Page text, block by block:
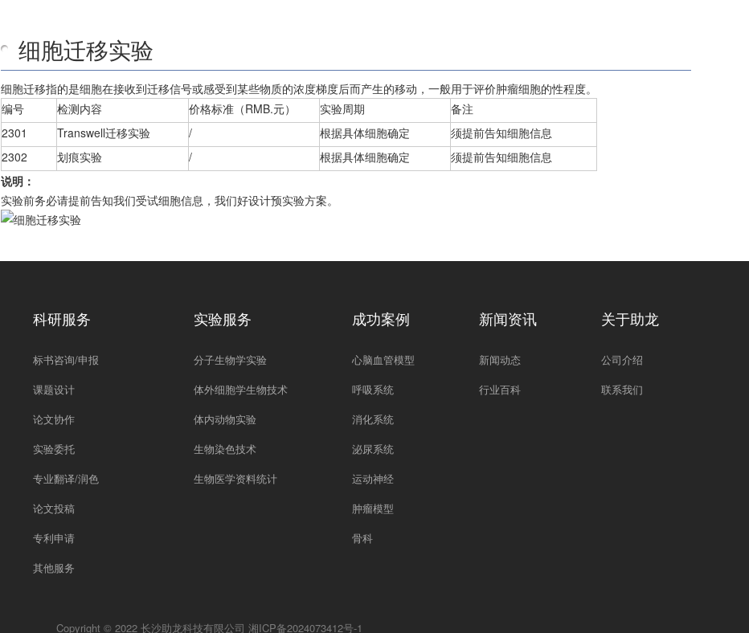
细胞迁移实验
细胞迁移指的是细胞在接收到迁移信号或感受到某些物质的浓度梯度后而产生的移动，一般用于评价肿瘤细胞的性程度。
编号
检测内容 价格标准（RMB.元） 实验周期
备注
2301
Transwell迁移实验 / 根据具体细胞确定
须提前告知细胞信息
2302
划痕实验 / 根据具体细胞确定
须提前告知细胞信息
说明：
实验前务必请提前告知我们受试细胞信息，我们好设计预实验方案。
科研服务
标书咨询/申报
课题设计
论文协作
实验委托
专业翻译/润色
论文投稿
专利申请
其他服务
实验服务
分子生物学实验
体外细胞学生物技术
体内动物实验
生物染色技术
生物医学资料统计
成功案例
心脑血管模型
呼吸系统
消化系统
泌尿系统
运动神经
肿瘤模型
骨科
新闻资讯
新闻动态
行业百科
关于助龙
公司介绍
联系我们
Copyright © 2022 长沙助龙科技有限公司 湘ICP备2024073412号-1